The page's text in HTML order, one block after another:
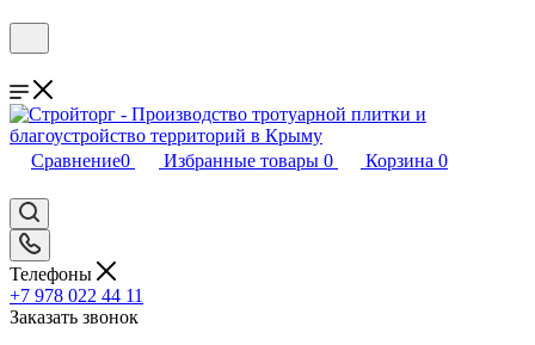
Сравнение0 Избранные товары 0 Корзина 0
Телефоны
+7 978 022 44 11
Заказать звонок